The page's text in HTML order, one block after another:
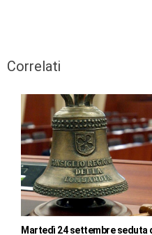
Correlati
Martedì 24 settembre